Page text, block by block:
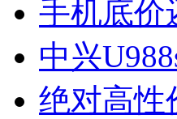
手机底价
中兴
绝对高性